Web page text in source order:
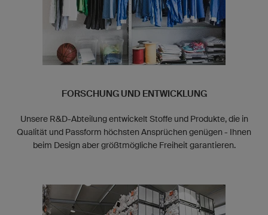
FORSCHUNG UND ENTWICKLUNG
Unsere R&D-Abteilung entwickelt Stoffe und Produkte, die in
Qualität und Passform höchsten Ansprüchen genügen - Ihnen
beim Design aber größtmögliche Freiheit garantieren.